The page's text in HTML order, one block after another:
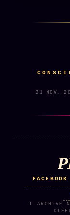
21 NOV.
FACEBOOK
L'ARCHIVE